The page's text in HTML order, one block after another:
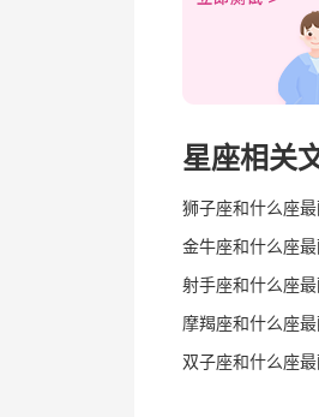
星座相关
狮子座和什么座最
金牛座和什么座最
射手座和什么座最
摩羯座和什么座最
双子座和什么座最